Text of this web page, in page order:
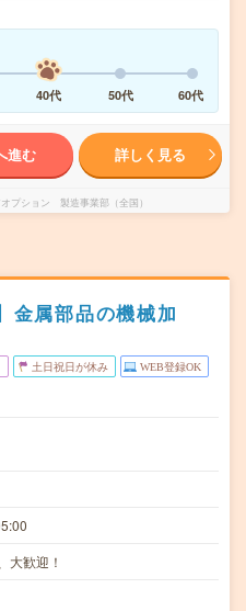
40代 50代 60代
進む 詳しく見る
プション 製造事業部（全国）
金属部品の機械加
土日祝日が休み WEB登録OK
大歓迎！